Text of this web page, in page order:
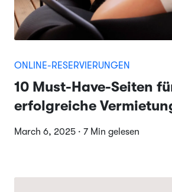
ONLINE-RESERVIERUNGEN
10 Must-Have-Seiten
erfolgreiche
March 6, 2025 · 7 Min gelesen